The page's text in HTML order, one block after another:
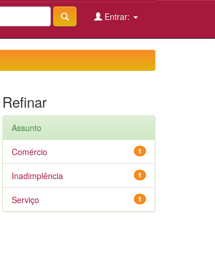
Entrar:
Refinar
Assunto
1
Comércio
1
Inadimplência
1
Serviço